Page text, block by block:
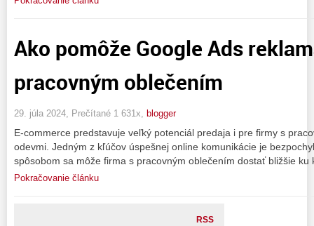
Ako pomôže Google Ads
pracovným oblečením
29. júla 2024, Prečítané 1 631x, blogger
E-commerce predstavuje veľký potenciál predaja i pre firmy s
odevmi. Jedným z kľúčov úspešnej online komunikácie je
spôsobom sa môže firma s pracovným oblečením dostať bližšie
Pokračovanie článku
RSS